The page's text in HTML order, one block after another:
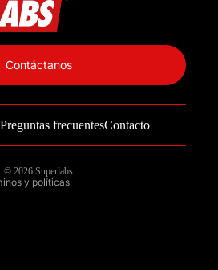
Preguntas frecuentesContacto
Contáctanos
© 2026 Superlabs
y políticas